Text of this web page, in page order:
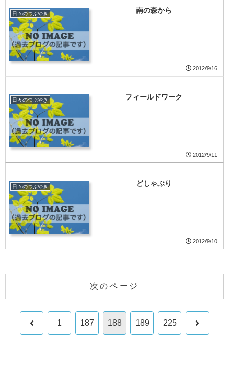
日々のつぶやき 南の森から
2012/9/16
日々のつぶやき フィールドワーク
2012/9/11
日々のつぶやき どしゃぶり
2012/9/10
次のページ
前 1 187 188 189 225 次